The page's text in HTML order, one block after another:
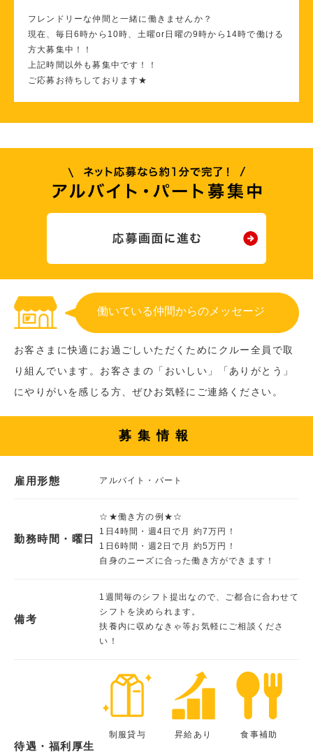
フレンドリーな仲間と一緒に働きませんか？
現在、毎日6時から10時、土曜or日曜の9時から14時で働ける
方大募集中！！
上記時間以外も募集中です！！
ご応募お待ちしております★
働いている仲間からのメッセージ
お客さまに快適にお過ごしいただくためにクルー全員で取
り組んでいます。お客さまの「おいしい」「ありがとう」
にやりがいを感じる方、ぜひお気軽にご連絡ください。
募集情報
雇用形態 アルバイト・パート
勤務時間・曜日
☆★働き方の例★☆
1日4時間・週4日で月 約7万円！
1日6時間・週2日で月 約5万円！
自身のニーズに合った働き方ができます！
備考
1週間毎のシフト提出なので、ご都合に合わせて
シフトを決められます。
扶養内に収めなきゃ等お気軽にご相談くださ
い！
待遇・福利厚生
制服貸与 昇給あり 食事補助